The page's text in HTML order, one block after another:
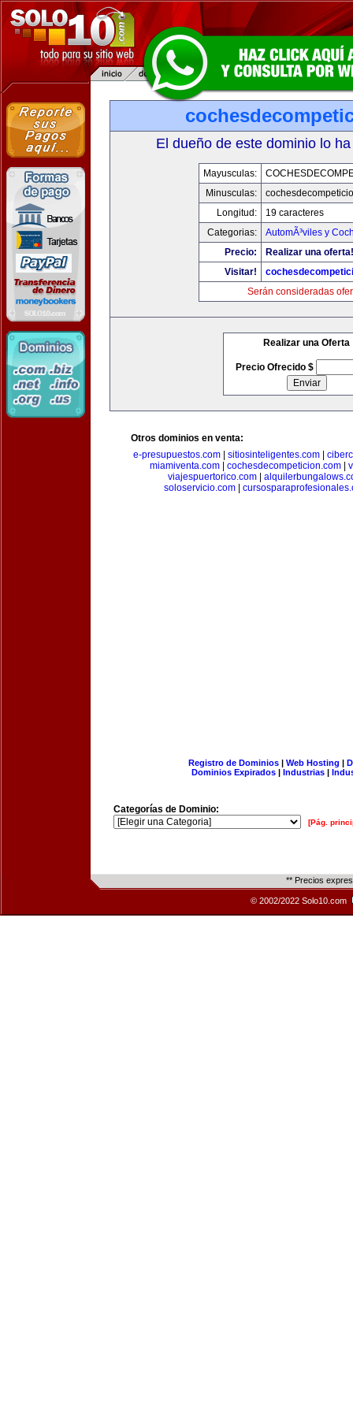
El dueño de este dominio lo
Mayusculas:
Minusculas:
Longitud:
19 caracteres
Categorias:
AutomÃ³viles y
Precio:
Realizar una oferta!
Visitar!
Serán consideradas
Realizar una Oferta
Precio Ofrecido $
Otros dominios en venta:
e-presupuestos.com
sitiosinteligentes.com
miamiventa.com
cochesdecompeticion.com
viajespuertorico.com|
soloservicio.com|
Registro de Dominios| Web Hosting |
Dominios Expirados | Industrias |
Categorías de Dominio:
[Pág.
** Precios
© 2002/2022 Solo10.com